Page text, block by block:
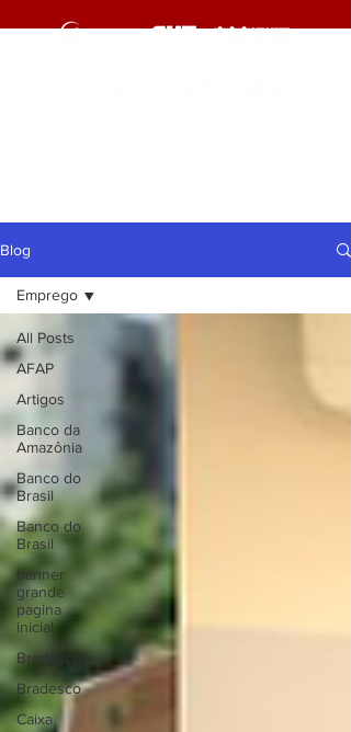
Blog
All Posts
AFAP
Artigos
Banco da
Amazônia
Banco do
Brasil
Banco do
Brasil
banner
grande
pagina
inicial
Bradesco
Bradesco
Caixa
Emprego